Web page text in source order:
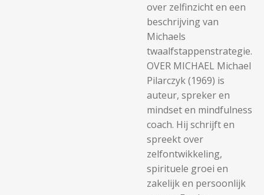
over zelfinzicht en een
beschrijving van
Michaels
twaalfstappenstrategie.
OVER MICHAEL Michael
Pilarczyk (1969) is
auteur, spreker en
mindset en mindfulness
coach. Hij schrijft en
spreekt over
zelfontwikkeling,
spirituele groei en
zakelijk en persoonlijk